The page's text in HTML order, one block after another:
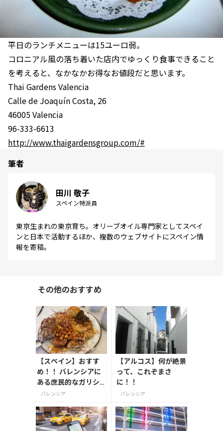
平日のランチメニューは15ユーロ弱。
コロニアル風の落ち着いた店内でゆっくり食事できること
を考えると、なかなかお得なお値段だと思います。
Thai Gardens Valencia
Calle de Joaquín Costa, 26
46005 Valencia
96-333-6613
http://www.thaigardensgroup.com/#
筆者
田川 敬子
スペイン特派員
東京生まれの東京育ち。オリーブオイル専門家としてスペイ
ンと日本で活動するほか、複数のウェブサイトにスペイン情
報を寄稿。
その他のおすすめ
【スペイン】おすす
め！！ バレンシアに
ある庶民的なガリシ
ア料理店
バレンシア
【アルコス】何が絶景
って、これぞまさ
に！！
バレンシア